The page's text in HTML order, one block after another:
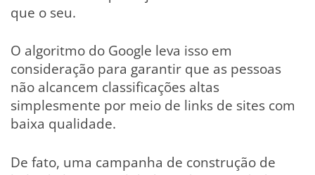
que o seu.
O algoritmo do Google leva isso em
consideração para garantir que as pessoas
não alcancem classificações altas
simplesmente por meio de links de sites com
baixa qualidade.
De fato, uma campanha de construção de